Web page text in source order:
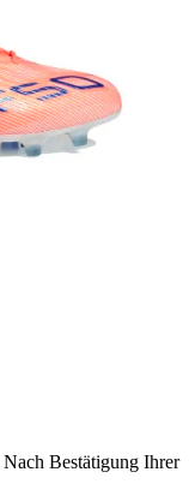
Nach Bestätigung Ihrer